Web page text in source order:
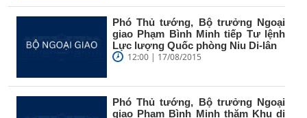
Phó Thủ tướng, Bộ trưởng Ngoại
giao Phạm Bình Minh tiếp Tư lệnh
Lực lượng Quốc phòng Niu Di-lân
12:00 | 17/08/2015
Phó Thủ tướng, Bộ trưởng Ngoại
giao Phạm Bình Minh thăm Khu di